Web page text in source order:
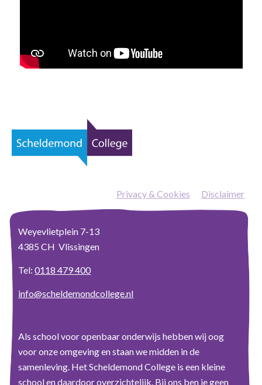
Privacy & Cookies Disclaimer
Weyevlietplein 7-13
4385 CH Vlissingen
Tel:0118 479 400
info@scheldemondcollege.nl
Als school voor openbaar onderwijs hebben wij oog
voor onze omgeving en staan we midden in de
samenleving. Het Scheldemond College is een kleine
school en daardoor overzichtelijk. Bij ons ben je geen